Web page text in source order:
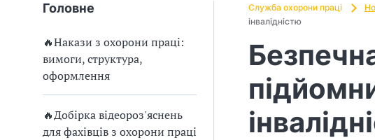
Головне
🔥Накази з охорони праці:
вимоги, структура,
оформлення
🔥Добірка відеороз'яснень
для фахівців з охорони праці
Служба охорони праці
інвалідністю